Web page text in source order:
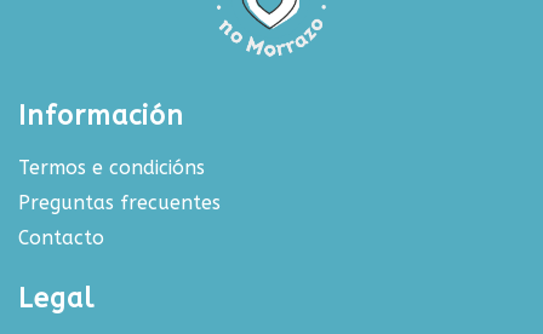
Información
Termos e condicións
Preguntas frecuentes
Contacto
Legal